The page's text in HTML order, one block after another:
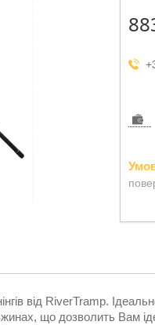
від RiverTramp.
що дозволить Вам